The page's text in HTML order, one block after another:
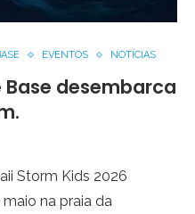
EVENTOS NOTÍCIAS
desembarca
Storm Kids 2026
na praia da